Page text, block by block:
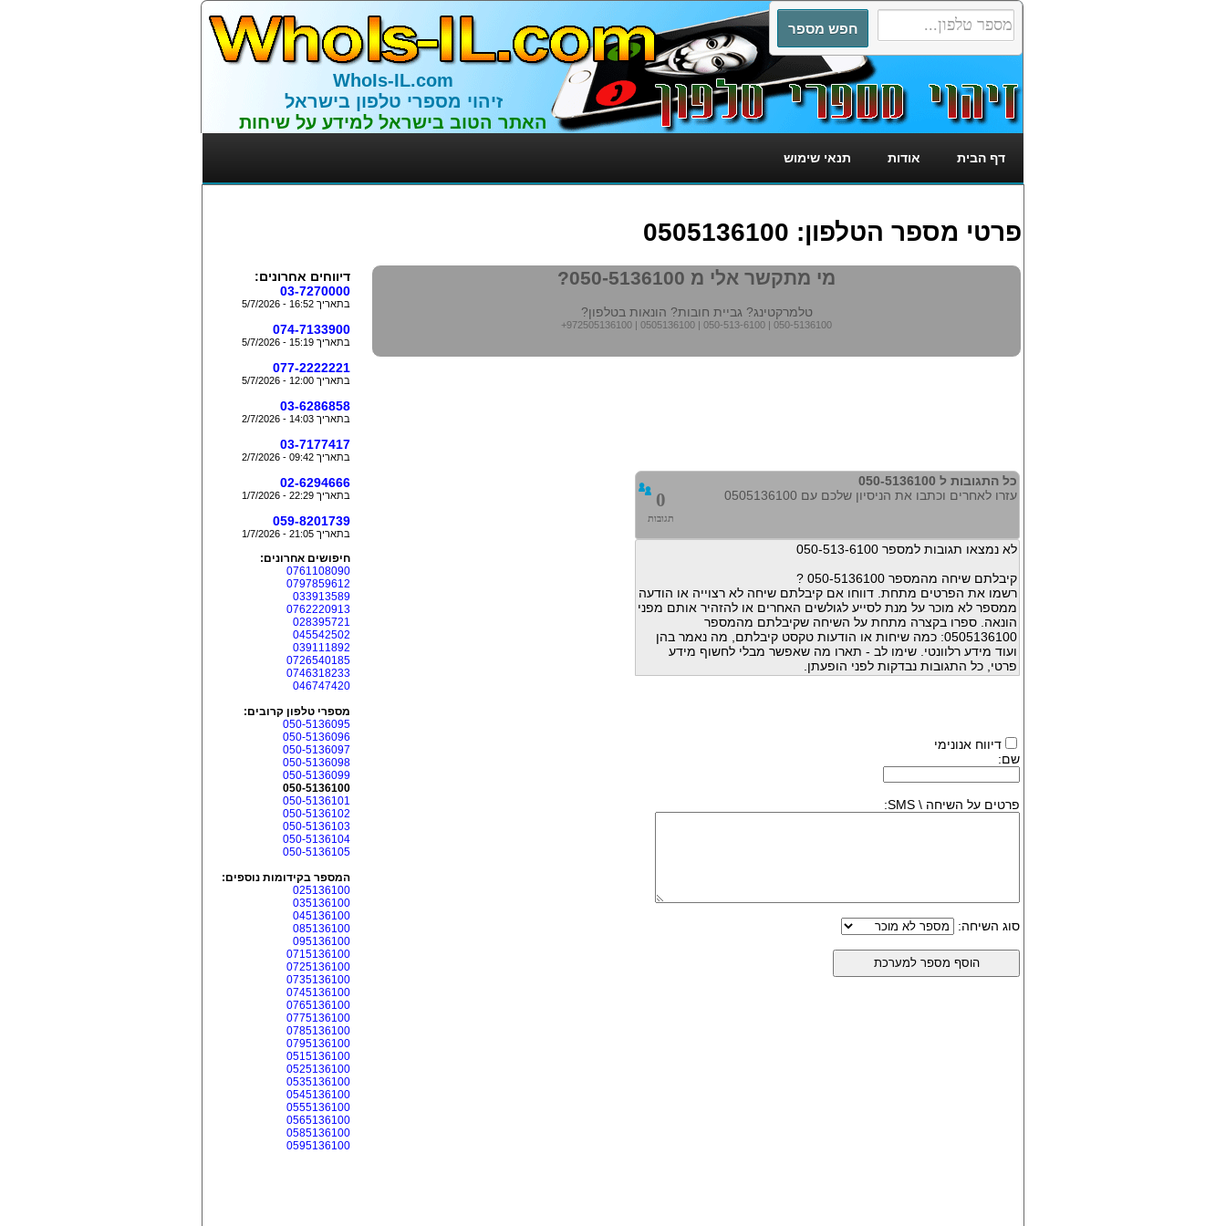
WhoIs-IL.com
זיהוי מספרי טלפון בישראל
האתר הטוב בישראל למידע על שיחות
דף הבית אודות תנאי שימוש
פרטי מספר הטלפון: 0505136100
מי מתקשר אלי מ 050-5136100?
טלמרקטינג? גביית חובות? הונאות בטלפון?
+972505136100 | 0505136100 | 050-513-6100 | 050-5136100
0
תגובות
כל התגובות ל 050-5136100
עזרו לאחרים וכתבו את הניסיון שלכם עם 0505136100
לא נמצאו תגובות למספר 050-513-6100
קיבלתם שיחה מהמספר 050-5136100 ?
רשמו את הפרטים מתחת. דווחו אם קיבלתם שיחה לא רצוייה או הודעה
ממספר לא מוכר על מנת לסייע לגולשים האחרים או להזהיר אותם מפני
הונאה. ספרו בקצרה מתחת על השיחה שקיבלתם מהמספר
0505136100: כמה שיחות או הודעות טקסט קיבלתם, מה נאמר בהן
ועוד מידע רלוונטי. שימו לב - תארו מה שאפשר מבלי לחשוף מידע
פרטי, כל התגובות נבדקות לפני הופעתן.
דיווח אנונימי
שם:
פרטים על השיחה \ SMS:
סוג השיחה:
דיווחים אחרונים:
03-7270000
בתאריך 16:52 - 5/7/2026
074-7133900
בתאריך 15:19 - 5/7/2026
077-2222221
בתאריך 12:00 - 5/7/2026
03-6286858
בתאריך 14:03 - 2/7/2026
03-7177417
בתאריך 09:42 - 2/7/2026
02-6294666
בתאריך 22:29 - 1/7/2026
059-8201739
בתאריך 21:05 - 1/7/2026
חיפושים אחרונים:
0761108090
0797859612
033913589
0762220913
028395721
045542502
039111892
0726540185
0746318233
046747420
מספרי טלפון קרובים:
050-5136095
050-5136096
050-5136097
050-5136098
050-5136099
050-5136100
050-5136101
050-5136102
050-5136103
050-5136104
050-5136105
המספר בקידומות נוספים:
025136100
035136100
045136100
085136100
095136100
0715136100
0725136100
0735136100
0745136100
0765136100
0775136100
0785136100
0795136100
0515136100
0525136100
0535136100
0545136100
0555136100
0565136100
0585136100
0595136100